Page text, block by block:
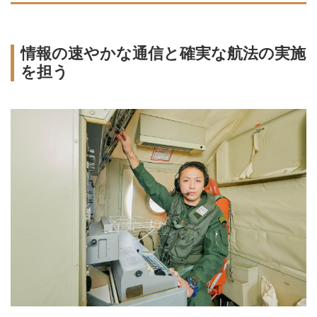
情報の速やかな通信と確実な航法の実施
を担う